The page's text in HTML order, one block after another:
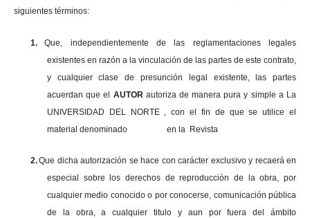
siguientes términos:
1.
Que, independientemente de las reglamentaciones legales
existentes en razón a la vinculación de las partes de este contrato,
y cualquier clase de presunción legal existente, las partes
acuerdan que el AUTOR autoriza de manera pura y simple a La
UNIVERSIDAD DEL NORTE , con el fin de que se utilice el
material denominado en la Revista
2.Que dicha autorización se hace con carácter exclusivo y recaerá en
especial sobre los derechos de reproducción de la obra, por
cualquier medio conocido o por conocerse, comunicación pública
de la obra, a cualquier titulo y aun por fuera del ámbito